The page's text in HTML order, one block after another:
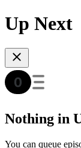
Up Next
Nothing in
You can queue